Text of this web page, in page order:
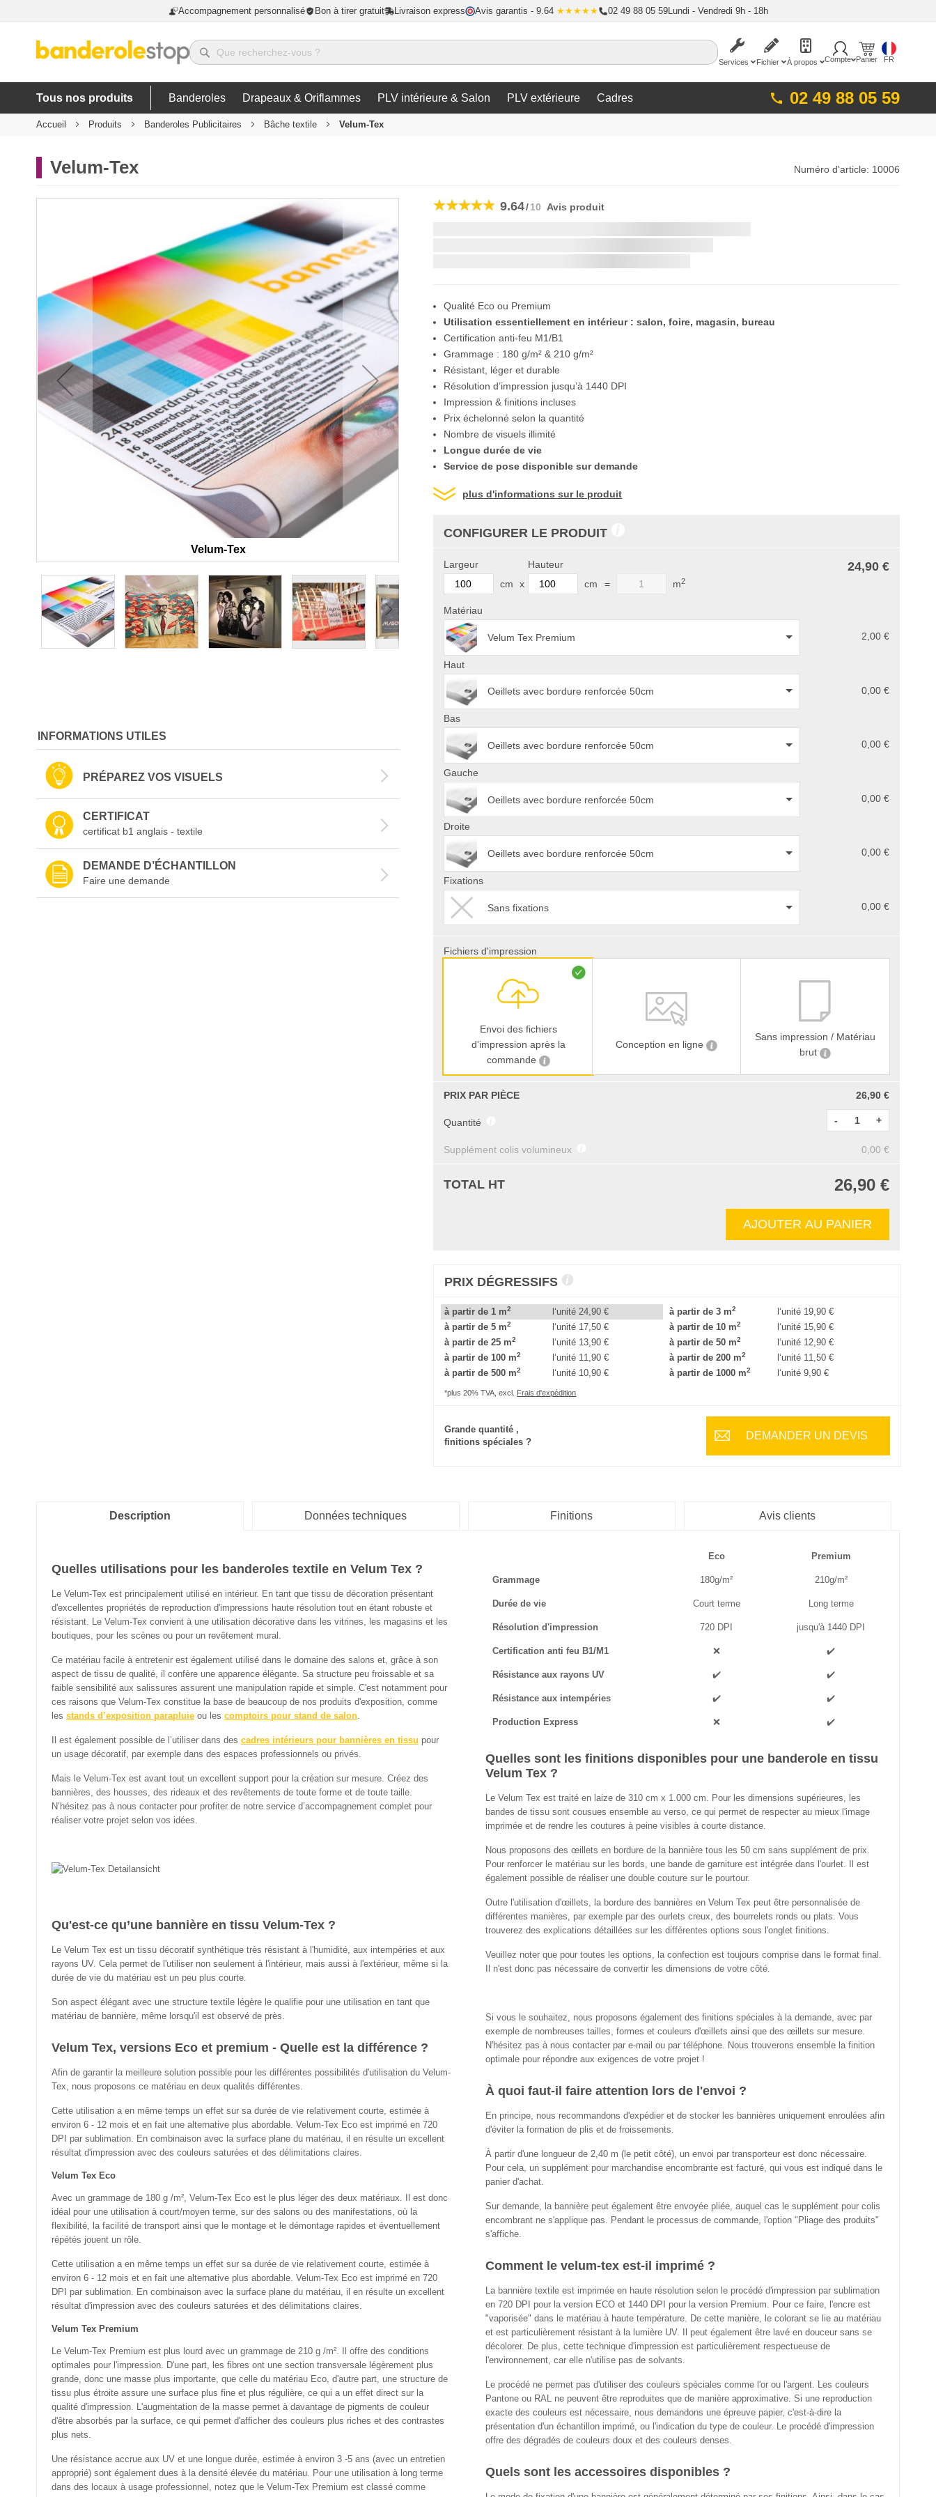
Accompagnement personnalisé Bon à tirer gratuit Livraison express Avis garantis - 9.64 ★★★★★ 02 49 88 05 59Lundi - Vendredi 9h - 18h
Services Fichier À propos Compte Panier FR
Tous nos produits Banderoles Drapeaux & Oriflammes PLV intérieure & Salon PLV extérieure Cadres 02 49 88 05 59
Accueil Produits Banderoles Publicitaires Bâche textile Velum-Tex
Velum-Tex Numéro d'article: 10006
images
gallery
Velum-Tex
beginning
images
gallery
INFORMATIONS UTILES
PRÉPAREZ VOS VISUELS
CERTIFICAT
certificat b1 anglais - textile
DEMANDE D’ÉCHANTILLON
Faire une demande
9.64/10
Avis produit
Qualité Eco ou Premium
Utilisation essentiellement en intérieur : salon, foire, magasin, bureau
Certification anti-feu M1/B1
Grammage : 180 g/m² & 210 g/m²
Résistant, léger et durable
Résolution d’impression jusqu’à 1440 DPI
Impression & finitions incluses
Prix échelonné selon la quantité
Nombre de visuels illimité
Longue durée de vie
Service de pose disponible sur demande
plus d'informations sur le produit
CONFIGURER LE PRODUIT
Largeur
cm
x
Hauteur
cm
= m2
24,90 €
Matériau
Velum Tex Premium 2,00 €
Haut
Oeillets avec bordure renforcée 50cm 0,00 €
Bas
Oeillets avec bordure renforcée 50cm 0,00 €
Gauche
Oeillets avec bordure renforcée 50cm 0,00 €
Droite
Oeillets avec bordure renforcée 50cm 0,00 €
Fixations
Sans fixations 0,00 €
Fichiers d'impression
Envoi des fichiers
d'impression après la
commande
Conception en ligne
Sans impression / Matériau
brut
PRIX PAR PIÈCE 26,90 €
Quantité - +
Supplément colis volumineux 0,00 €
TOTAL HT 26,90 €
AJOUTER AU PANIER
PRIX DÉGRESSIFS
à partir de 1 m2 l‘unité24,90 € à partir de 3 m2 l‘unité 19,90 €
à partir de 5 m2 l‘unité 17,50 € à partir de 10 m2 l‘unité 15,90 €
à partir de 25 m2 l‘unité 13,90 € à partir de 50 m2 l‘unité 12,90 €
à partir de 100 m2 l‘unité 11,90 € à partir de 200 m2 l‘unité 11,50 €
à partir de 500 m2 l‘unité 10,90 € à partir de 1000 m2 l‘unité 9,90 €
*plus 20% TVA, excl. Frais d'expédition
Grande quantité ,
finitions spéciales ?
DEMANDER UN DEVIS
Description
Quelles utilisations pour les banderoles textile en Velum Tex ?
Le Velum-Tex est principalement utilisé en intérieur. En tant que tissu de décoration présentant
d'excellentes propriétés de reproduction d'impressions haute résolution tout en étant robuste et
résistant. Le Velum-Tex convient à une utilisation décorative dans les vitrines, les magasins et les
boutiques, pour les scènes ou pour un revêtement mural.
Ce matériau facile à entretenir est également utilisé dans le domaine des salons et, grâce à son
aspect de tissu de qualité, il confère une apparence élégante. Sa structure peu froissable et sa
faible sensibilité aux salissures assurent une manipulation rapide et simple. C'est notamment pour
ces raisons que Velum-Tex constitue la base de beaucoup de nos produits d'exposition, comme
les stands d’exposition parapluieou les comptoirs pour stand de salon.
Il est également possible de l’utiliser dans des cadres intérieurs pour bannières en tissu pour
un usage décoratif, par exemple dans des espaces professionnels ou privés.
Mais le Velum-Tex est avant tout un excellent support pour la création sur mesure. Créez des
bannières, des housses, des rideaux et des revêtements de toute forme et de toute taille.
N’hésitez pas à nous contacter pour profiter de notre service d’accompagnement complet pour
réaliser votre projet selon vos idées.
Qu'est-ce qu’une bannière en tissu Velum-Tex ?
Le Velum Tex est un tissu décoratif synthétique très résistant à l'humidité, aux intempéries et aux
rayons UV. Cela permet de l'utiliser non seulement à l'intérieur, mais aussi à l'extérieur, même si la
durée de vie du matériau est un peu plus courte.
Son aspect élégant avec une structure textile légère le qualifie pour une utilisation en tant que
matériau de bannière, même lorsqu'il est observé de près.
Velum Tex, versions Eco et premium - Quelle est la différence ?
Afin de garantir la meilleure solution possible pour les différentes possibilités d'utilisation du Velum-
Tex, nous proposons ce matériau en deux qualités différentes.
Cette utilisation a en même temps un effet sur sa durée de vie relativement courte, estimée à
environ 6 - 12 mois et en fait une alternative plus abordable. Velum-Tex Eco est imprimé en 720
DPI par sublimation. En combinaison avec la surface plane du matériau, il en résulte un excellent
résultat d'impression avec des couleurs saturées et des délimitations claires.
Velum Tex Eco
Avec un grammage de 180 g /m², Velum-Tex Eco est le plus léger des deux matériaux. Il est donc
idéal pour une utilisation à court/moyen terme, sur des salons ou des manifestations, où la
flexibilité, la facilité de transport ainsi que le montage et le démontage rapides et éventuellement
répétés jouent un rôle.
Cette utilisation a en même temps un effet sur sa durée de vie relativement courte, estimée à
environ 6 - 12 mois et en fait une alternative plus abordable. Velum-Tex Eco est imprimé en 720
DPI par sublimation. En combinaison avec la surface plane du matériau, il en résulte un excellent
résultat d'impression avec des couleurs saturées et des délimitations claires.
Velum Tex Premium
Le Velum-Tex Premium est plus lourd avec un grammage de 210 g /m². Il offre des conditions
optimales pour l'impression. D'une part, les fibres ont une section transversale légèrement plus
grande, donc une masse plus importante, que celle du matériau Eco, d'autre part, une structure de
tissu plus étroite assure une surface plus fine et plus régulière, ce qui a un effet direct sur la
qualité d'impression. L'augmentation de la masse permet à davantage de pigments de couleur
d'être absorbés par la surface, ce qui permet d'afficher des couleurs plus riches et des contrastes
plus nets.
Une résistance accrue aux UV et une longue durée, estimée à environ 3 -5 ans (avec un entretien
approprié) sont également dues à la densité élevée du matériau. Pour une utilisation à long terme
dans des locaux à usage professionnel, notez que le Velum-Tex Premium est classé comme
Eco Premium
Grammage 180g/m² 210g/m²
Durée de vie Court terme Long terme
Résolution d'impression 720 DPI jusqu'à 1440 DPI
Certification anti feu B1/M1 ❌ ✔️
Résistance aux rayons UV ✔️ ✔️
Résistance aux intempéries ✔️ ✔️
Production Express ❌ ✔️
Quelles sont les finitions disponibles pour une banderole en tissu
Velum Tex ?
Le Velum Tex est traité en laize de 310 cm x 1.000 cm. Pour les dimensions supérieures, les
bandes de tissu sont cousues ensemble au verso, ce qui permet de respecter au mieux l'image
imprimée et de rendre les coutures à peine visibles à courte distance.
Nous proposons des œillets en bordure de la bannière tous les 50 cm sans supplément de prix.
Pour renforcer le matériau sur les bords, une bande de garniture est intégrée dans l'ourlet. Il est
également possible de réaliser une double couture sur le pourtour.
Outre l'utilisation d'œillets, la bordure des bannières en Velum Tex peut être personnalisée de
différentes manières, par exemple par des ourlets creux, des bourrelets ronds ou plats. Vous
trouverez des explications détaillées sur les différentes options sous l'onglet finitions.
Veuillez noter que pour toutes les options, la confection est toujours comprise dans le format final.
Il n'est donc pas nécessaire de convertir les dimensions de votre côté.
Si vous le souhaitez, nous proposons également des finitions spéciales à la demande, avec par
exemple de nombreuses tailles, formes et couleurs d'œillets ainsi que des œillets sur mesure.
N'hésitez pas à nous contacter par e-mail ou par téléphone. Nous trouverons ensemble la finition
optimale pour répondre aux exigences de votre projet !
À quoi faut-il faire attention lors de l'envoi ?
En principe, nous recommandons d'expédier et de stocker les bannières uniquement enroulées afin
d'éviter la formation de plis et de froissements.
À partir d'une longueur de 2,40 m (le petit côté), un envoi par transporteur est donc nécessaire.
Pour cela, un supplément pour marchandise encombrante est facturé, qui vous est indiqué dans le
panier d'achat.
Sur demande, la bannière peut également être envoyée pliée, auquel cas le supplément pour colis
encombrant ne s'applique pas. Pendant le processus de commande, l'option "Pliage des produits"
s'affiche.
Comment le velum-tex est-il imprimé ?
La bannière textile est imprimée en haute résolution selon le procédé d'impression par sublimation
en 720 DPI pour la version ECO et 1440 DPI pour la version Premium. Pour ce faire, l'encre est
"vaporisée" dans le matériau à haute température. De cette manière, le colorant se lie au matériau
et est particulièrement résistant à la lumière UV. Il peut également être lavé en douceur sans se
décolorer. De plus, cette technique d'impression est particulièrement respectueuse de
l'environnement, car elle n'utilise pas de solvants.
Le procédé ne permet pas d'utiliser des couleurs spéciales comme l'or ou l'argent. Les couleurs
Pantone ou RAL ne peuvent être reproduites que de manière approximative. Si une reproduction
exacte des couleurs est nécessaire, nous demandons une épreuve papier, c'est-à-dire la
présentation d'un échantillon imprimé, ou l'indication du type de couleur. Le procédé d'impression
offre des dégradés de couleurs doux et des couleurs denses.
Quels sont les accessoires disponibles ?
Données techniques Finitions Avis clients